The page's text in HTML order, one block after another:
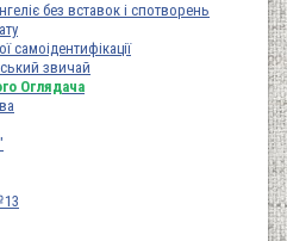
без вставок і спотворень
самоідентифікації
звичай
Оглядача